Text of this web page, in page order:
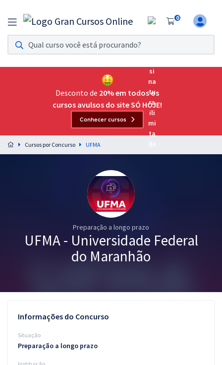
0
Assinatura Ilimitada 11
Acesso a todos os cursos. Teste grátis por 7 dias!
Assinatura OAB Até Passar
Acesso ilimitado a toda preparação para o Exame da
Preparação completa e intensiva para as principais
residências em saúde do Brasil
Conteúdo gratuito
Desconto de 20% em todos os
cursos avulsos do site SÓ HOJE!
Conhecer cursos
Cursos por Concurso UFMA
Preparação a longo prazo
UFMA - Universidade Federal
do Maranhão
Informações do Concurso
Situação
Preparação a longo prazo